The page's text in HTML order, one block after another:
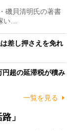
磯貝清明氏の著書
い…
差し押さえを免れ
超の延滞税が積み
一覧を見る
」